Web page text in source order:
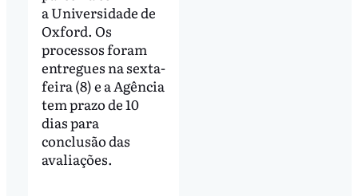
a Universidade de
Oxford. Os
processos foram
entregues na sexta-
feira (8) e a Agência
tem prazo de 10
dias para
conclusão das
avaliações.